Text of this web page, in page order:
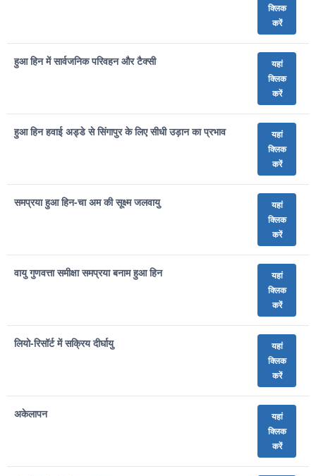
क्लिक
करें
हुआ हिन में सार्वजनिक परिवहन और टैक्सी
यहां
क्लिक
करें
हुआ हिन हवाई अड्डे से सिंगापुर के लिए सीधी उड़ान का प्रभाव
यहां
क्लिक
करें
समप्रया हुआ हिन-चा अम की सूक्ष्म जलवायु
यहां
क्लिक
करें
वायु गुणवत्ता समीक्षा समप्रया बनाम हुआ हिन
यहां
क्लिक
करें
लियो-रिसॉर्ट में सक्रिय दीर्घायु
यहां
क्लिक
करें
अकेलापन
यहां
क्लिक
करें